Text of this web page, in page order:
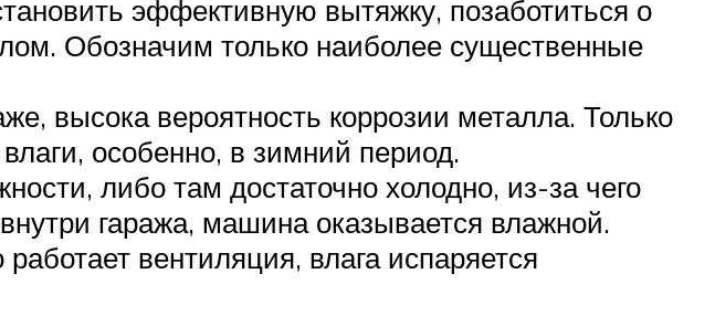
эффективную вытяжку, позаботиться о
Обозначим только наиболее существенные
высока вероятность коррозии металла. Только
особенно, в зимний период.
либо там достаточно холодно, из-за чего
гаража, машина оказывается влажной.
вентиляция, влага испаряется